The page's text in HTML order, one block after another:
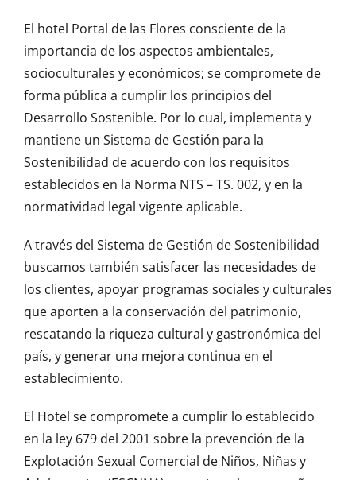
El hotel Portal de las Flores consciente de la
importancia de los aspectos ambientales,
socioculturales y económicos; se compromete de
forma pública a cumplir los principios del
Desarrollo Sostenible. Por lo cual, implementa y
mantiene un Sistema de Gestión para la
Sostenibilidad de acuerdo con los requisitos
establecidos en la Norma NTS – TS. 002, y en la
normatividad legal vigente aplicable.
A través del Sistema de Gestión de Sostenibilidad
buscamos también satisfacer las necesidades de
los clientes, apoyar programas sociales y culturales
que aporten a la conservación del patrimonio,
rescatando la riqueza cultural y gastronómica del
país, y generar una mejora continua en el
establecimiento.
El Hotel se compromete a cumplir lo establecido
en la ley 679 del 2001 sobre la prevención de la
Explotación Sexual Comercial de Niños, Niñas y